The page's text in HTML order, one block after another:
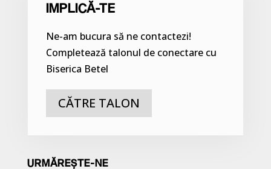
IMPLICĂ-TE
Ne-am bucura să ne contactezi!
Completează talonul de conectare cu
Biserica Betel
CĂTRE TALON
URMĂREȘTE-NE